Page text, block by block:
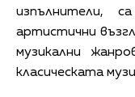
изпълнители,
артистични
музикални
класическата